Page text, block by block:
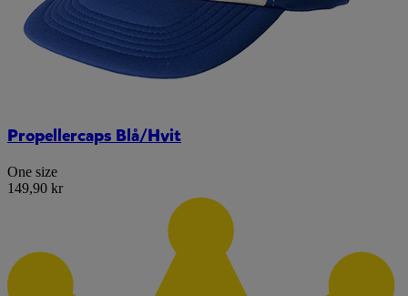
Propellercaps Blå/Hvit
One size
149,90 kr